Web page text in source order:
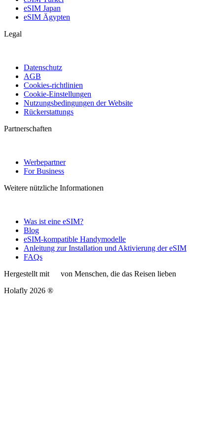
eSIM Japan
eSIM Ägypten
Legal
Datenschutz
AGB
Cookies-richtlinien
Cookie-Einstellungen
Nutzungsbedingungen der Website
Rückerstattungs
Partnerschaften
Werbepartner
For Business
Weitere nützliche Informationen
Was ist eine eSIM?
Blog
eSIM-kompatible Handymodelle
Anleitung zur Installation und Aktivierung der eSIM
FAQs
Hergestellt mit
von Menschen, die das Reisen lieben
Holafly 2026 ®